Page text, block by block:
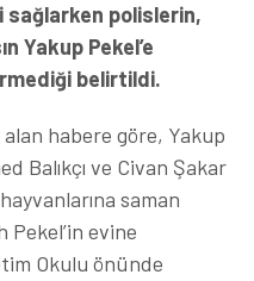
sağlarken polislerin,
Yakup Pekel’e
belirtildi.
alan habere göre, Yakup
Balıkçı ve Civan Şakar
saman
Pekel’in evine
Okulu önünde